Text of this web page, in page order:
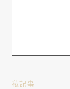
私記事